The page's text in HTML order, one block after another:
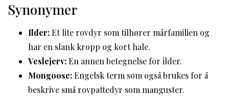
Synonymer
Ilder:Et lite rovdyr som tilhører mårfamilien og
har en slank kropp og kort hale.
Veslejerv:En annen betegnelse for ilder.
Mongoose:Engelsk term som også brukes for å
beskrive små rovpattedyr som manguster.